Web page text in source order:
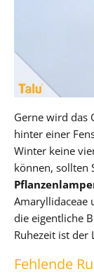
Gerne wird das
hinter einer
Winter keine
können, sollten
Amaryllidaceae
die eigentliche
Ruhezeit ist der
Fehlende